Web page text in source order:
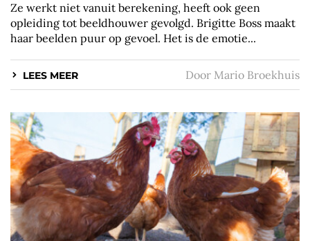
Ze werkt niet vanuit berekening, heeft ook geen
opleiding tot beeldhouwer gevolgd. Brigitte Boss maakt
haar beelden puur op gevoel. Het is de emotie...
LEES MEER Door Mario Broekhuis